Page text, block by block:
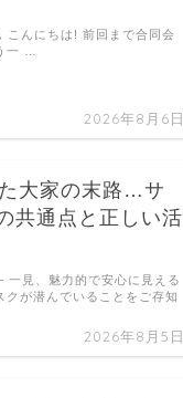
2026年8月6日
こんにちは! 前回まで合同会
一 …
大家の末路…サ
共通点と正しい活
2026年8月5日
見、魅力的で安心に見える
が潜んでいることをご存知